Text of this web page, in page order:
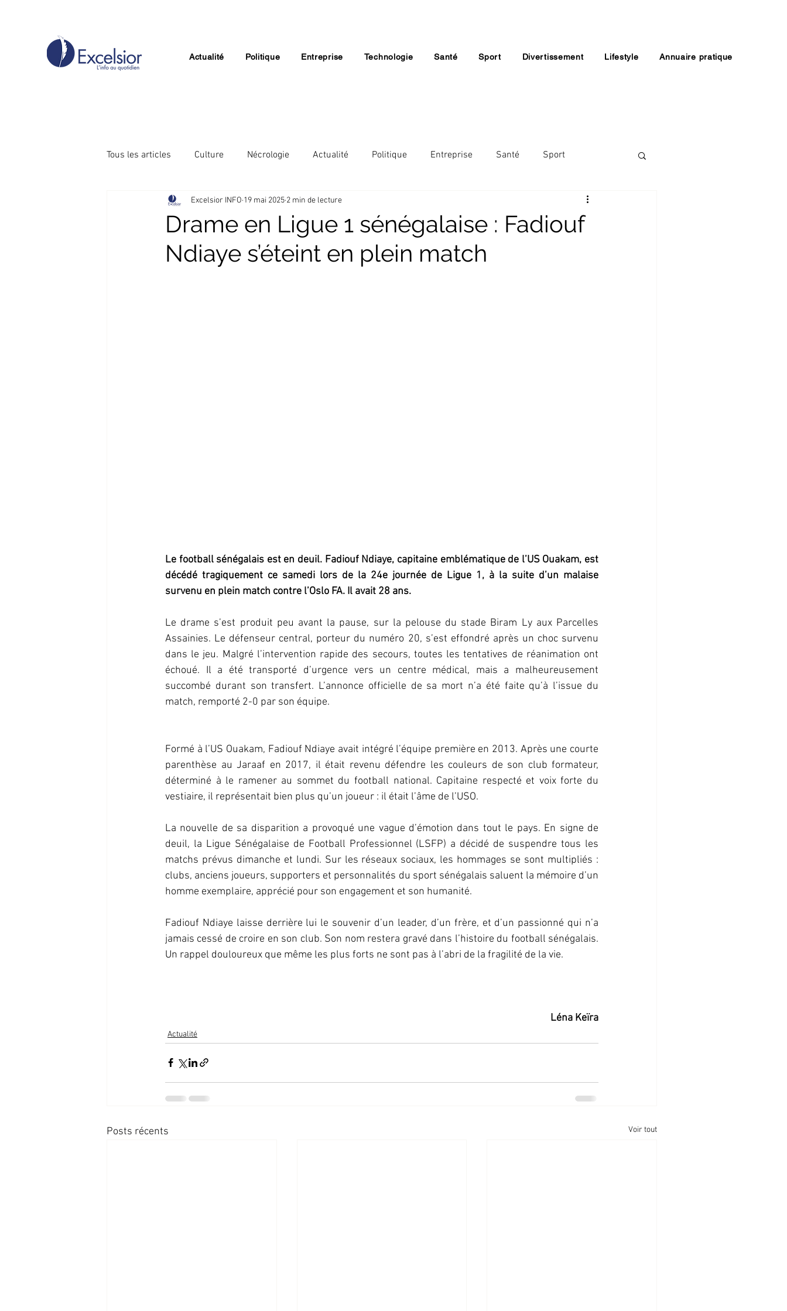
Actualité Politique Entreprise Technologie Santé Sport Divertissement Lifestyle Annuaire pratique
Tous les articles Culture Nécrologie Actualité Politique Entreprise Santé Sport
Divertissement Technologie Lifestyle Economie
Drame en Ligue 1 sénégalaise : Fadiouf
Ndiaye s’éteint en plein match
Excelsior INFO 19 mai 2025 2 min de lecture
Le football sénégalais est en deuil. Fadiouf Ndiaye, capitaine emblématique de l’US Ouakam, est
décédé tragiquement ce samedi lors de la 24e journée de Ligue 1, à la suite d’un malaise
survenu en plein match contre l’Oslo FA. Il avait 28 ans.
Le drame s’est produit peu avant la pause, sur la pelouse du stade Biram Ly aux Parcelles
Assainies. Le défenseur central, porteur du numéro 20, s’est effondré après un choc survenu
dans le jeu. Malgré l’intervention rapide des secours, toutes les tentatives de réanimation ont
échoué. Il a été transporté d’urgence vers un centre médical, mais a malheureusement
succombé durant son transfert. L’annonce officielle de sa mort n’a été faite qu’à l’issue du
match, remporté 2-0 par son équipe.
Formé à l’US Ouakam, Fadiouf Ndiaye avait intégré l’équipe première en 2013. Après une courte
parenthèse au Jaraaf en 2017, il était revenu défendre les couleurs de son club formateur,
déterminé à le ramener au sommet du football national. Capitaine respecté et voix forte du
vestiaire, il représentait bien plus qu’un joueur : il était l’âme de l’USO.
La nouvelle de sa disparition a provoqué une vague d’émotion dans tout le pays. En signe de
deuil, la Ligue Sénégalaise de Football Professionnel (LSFP) a décidé de suspendre tous les
matchs prévus dimanche et lundi. Sur les réseaux sociaux, les hommages se sont multipliés :
clubs, anciens joueurs, supporters et personnalités du sport sénégalais saluent la mémoire d’un
homme exemplaire, apprécié pour son engagement et son humanité.
Fadiouf Ndiaye laisse derrière lui le souvenir d’un leader, d’un frère, et d’un passionné qui n’a
jamais cessé de croire en son club. Son nom restera gravé dans l’histoire du football sénégalais.
Un rappel douloureux que même les plus forts ne sont pas à l’abri de la fragilité de la vie.
Léna Keïra
Actualité
Posts récents Voir tout